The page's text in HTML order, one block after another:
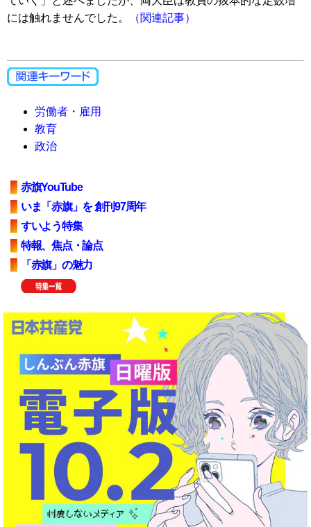
には触れませんでした。
（関連記事）
労働者・雇用
教育
政治
赤旗YouTube
いま「赤旗」を 創刊97周年
すいよう特集
特報、焦点・論点
「赤旗」の魅力